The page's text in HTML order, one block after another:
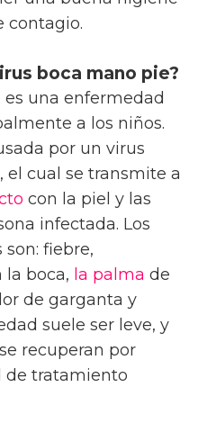
contagio.
boca mano pie?
es una enfermedad
a los niños.
por un virus
el cual se transmite a
con la piel y las
infectada. Los
fiebre,
la boca, la palma de
de garganta y
suele ser leve, y
recuperan por
de tratamiento